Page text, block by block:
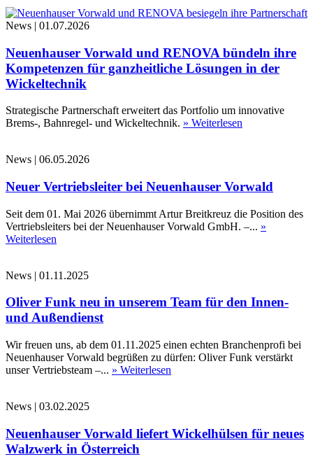
News | 01.07.2026
Neuenhauser Vorwald und RENOVA bündeln ihre
Kompetenzen für ganzheitliche Lösungen in der
Wickeltechnik
Strategische Partnerschaft erweitert das Portfolio um innovative
Brems-, Bahnregel- und Wickeltechnik. » Weiterlesen
News | 06.05.2026
Neuer Vertriebsleiter bei Neuenhauser Vorwald
Seit dem 01. Mai 2026 übernimmt Artur Breitkreuz die Position des
Vertriebsleiters bei der Neuenhauser Vorwald GmbH. –... »
Weiterlesen
News | 01.11.2025
Oliver Funk neu in unserem Team für den Innen-
und Außendienst
Wir freuen uns, ab dem 01.11.2025 einen echten Branchenprofi bei
Neuenhauser Vorwald begrüßen zu dürfen: Oliver Funk verstärkt
unser Vertriebsteam –... » Weiterlesen
News | 03.02.2025
Neuenhauser Vorwald liefert Wickelhülsen für neues
Walzwerk in Österreich